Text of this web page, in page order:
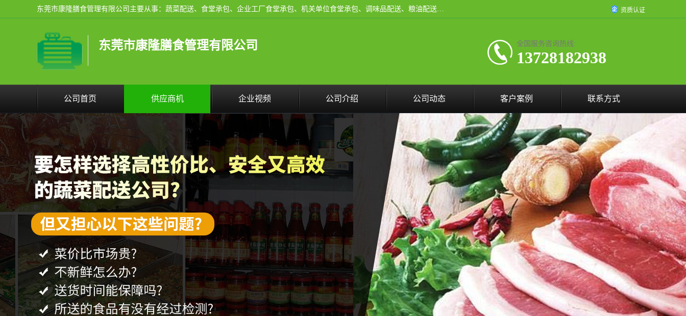
东莞市康隆膳食管理有限公司主要从事：蔬菜配送、食堂承包、企业工厂食堂承包、机关单位食堂承包、调味品配送、粮油配送、干货配送、副食配送、水果配送、海鲜配送等业务，东莞蔬菜配送电话，咨询在线客服。 资质认证
东莞市康隆膳食管理有限公司 全国服务咨询热线:
13728182938
公司首页 供应商机 企业视频 公司介绍 公司动态 客户案例 联系方式